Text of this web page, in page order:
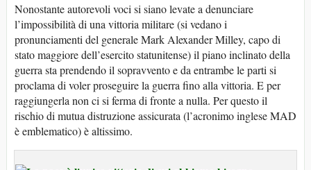
Nonostante autorevoli voci si siano levate a denunciare
l’impossibilità di una vittoria militare (si vedano i
pronunciamenti del generale Mark Alexander Milley, capo di
stato maggiore dell’esercito statunitense) il piano inclinato della
guerra sta prendendo il sopravvento e da entrambe le parti si
proclama di voler proseguire la guerra fino alla vittoria. E per
raggiungerla non ci si ferma di fronte a nulla. Per questo il
rischio di mutua distruzione assicurata (l’acronimo inglese MAD
è emblematico) è altissimo.